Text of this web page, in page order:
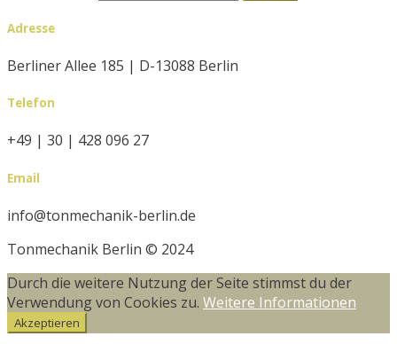
Adresse
Berliner Allee 185 | D-13088 Berlin
Telefon
+49 | 30 | 428 096 27
Email
info@tonmechanik-berlin.de
Tonmechanik Berlin © 2024
Durch die weitere Nutzung der Seite stimmst du der
Verwendung von Cookies zu. Weitere Informationen
Akzeptieren